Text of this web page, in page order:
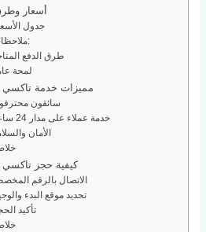
أسعار
جدول
ملاحظات:
طرق الدفع
لمحة
مميزات خدمة تاكسي
سائقون
خدمة عملاء على مدار 24 ساعة
الأمان
كيفية حجز تاكسي
الاتصال بالرقم
تحديد موقع البدء
تأكيد